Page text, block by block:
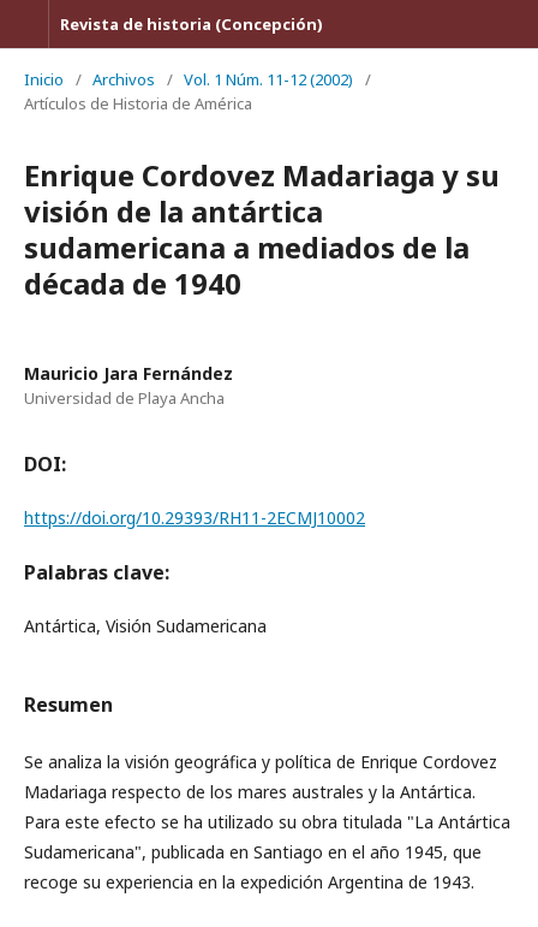
Revista de historia (Concepción)
Inicio / Archivos / Vol. 1 Núm. 11-12 (2002)
/
Artículos de Historia de América
Enrique Cordovez Madariaga y su
visión de la antártica
sudamericana a mediados de la
década de 1940
Mauricio Jara Fernández
Universidad de Playa Ancha
DOI:
https://doi.org/10.29393/RH11-2ECMJ10002
Palabras clave:
Antártica, Visión Sudamericana
Resumen
Se analiza la visión geográfica y política de Enrique Cordovez
Madariaga respecto de los mares australes y la Antártica.
Para este efecto se ha utilizado su obra titulada "La Antártica
Sudamericana", publicada en Santiago en el año 1945, que
recoge su experiencia en la expedición Argentina de 1943.